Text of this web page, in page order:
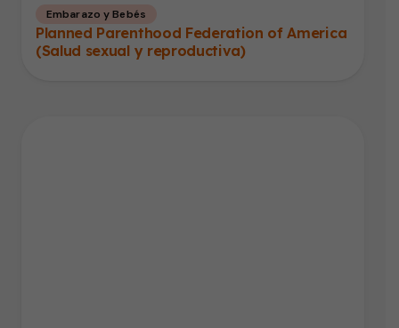
Embarazo y Bebés
Planned Parenthood Federation of America
(Salud sexual y reproductiva)